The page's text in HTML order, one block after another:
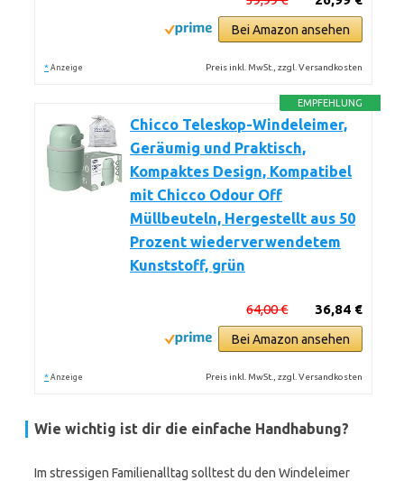
Bei Amazon ansehen
* Anzeige Preis inkl. MwSt., zzgl. Versandkosten
EMPFEHLUNG
Chicco Teleskop-Windeleimer,
Geräumig und Praktisch,
Kompaktes Design, Kompatibel
mit Chicco Odour Off
Müllbeuteln, Hergestellt aus 50
Prozent wiederverwendetem
Kunststoff, grün
36,84 €
64,00 €
Bei Amazon ansehen
* Anzeige Preis inkl. MwSt., zzgl. Versandkosten
Wie wichtig ist dir die einfache Handhabung?
Im stressigen Familienalltag solltest du den Windeleimer